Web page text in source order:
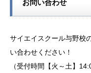
お問い合わせ
サイエイスクール与野校
い合わせください！
（受付時間【火～土】